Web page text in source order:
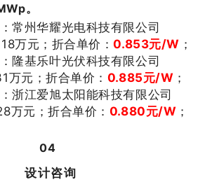
。
常州华耀光电科技有限公司
万元； 折合单价：0.853元/W ；
隆基乐叶光伏科技有限公司
万元；折合单价： 0.885元/W ；
浙江爱旭太阳能科技有限公司
万元；折合单价： 0.880元/W ；
04
设计咨询